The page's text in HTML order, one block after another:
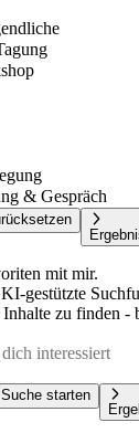
& Gespräch
mit mir.
gestützte
Inhalte zu finden -
starten